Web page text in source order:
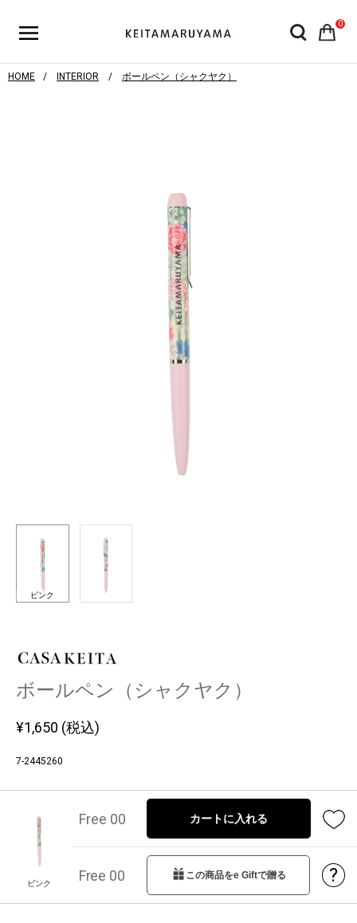
0
HOME INTERIOR ボールペン（シャクヤク）
ピンク
ボールペン（シャクヤク）
¥1,650 (税込)
7-2445260
ピンク
Free 00 カートに入れる
Free 00 この商品をe Giftで贈る ?